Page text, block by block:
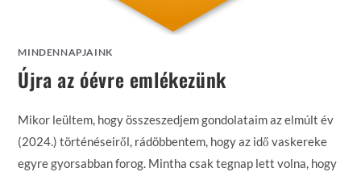
MINDENNAPJAINK
Újra az óévre emlékezünk
Mikor leültem, hogy összeszedjem gondolataim az elmúlt év
(2024.) történéseiről, rádöbbentem, hogy az idő vaskereke
egyre gyorsabban forog. Mintha csak tegnap lett volna, hogy